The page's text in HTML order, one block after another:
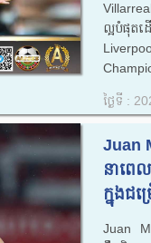
ល្អ​បំផុត​
ថ្ងៃទី :
Juan
នាពេ
ក្នុងជ
Juan